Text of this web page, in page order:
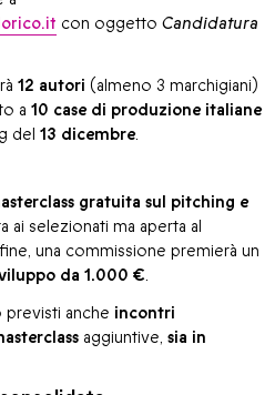
con oggetto Candidatura
12 autori (almeno 3 marchigiani)
a 10 case di produzione italiane
del 13 dicembre.
gratuita sul pitching e
ai selezionati ma aperta al
una commissione premierà un
da 1.000 €.
anche incontri
aggiuntive, sia in